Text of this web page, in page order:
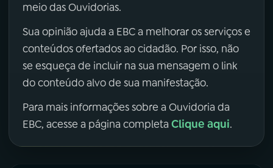
meio das Ouvidorias.
Sua opinião ajuda a EBC a melhorar os serviços e
conteúdos ofertados ao cidadão. Por isso, não
se esqueça de incluir na sua mensagem o link
do conteúdo alvo de sua manifestação.
Para mais informações sobre a Ouvidoria da
EBC, acesse a página completa Clique aqui.